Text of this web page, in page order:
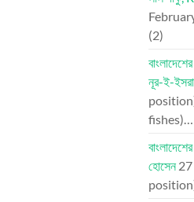
(2)
নূর-ই-
fishes)…
হোসেন